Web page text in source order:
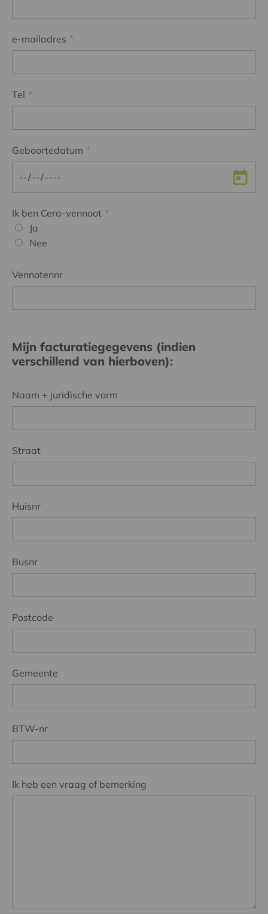
e-mailadres
Tel
Geboortedatum
Ik ben Cera-vennoot
Ja
Nee
Vennotennr
Mijn facturatiegegevens (indien
verschillend van hierboven):
Naam + juridische vorm
Straat
Huisnr
Busnr
Postcode
Gemeente
BTW-nr
Ik heb een vraag of bemerking